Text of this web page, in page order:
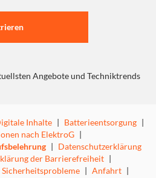
nur so gut wie seine
Angebote und Techniktrends
Inhalte | Batterieentsorgung |
nach ElektroG |
| Datenschutzerklärung
der Barrierefreiheit |
Sicherheitsprobleme | Anfahrt |